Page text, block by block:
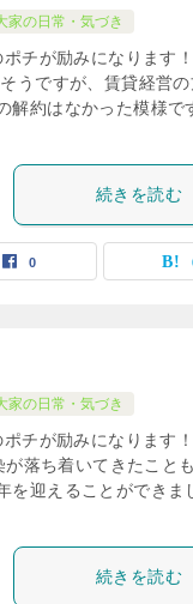
家の日常・気づき
チが励みになります
うですが、賃貸経営
解約はなかった模様で
続きを読む
0
家の日常・気づき
チが励みになります
落ち着いてきたことも
を迎えることができま
続きを読む